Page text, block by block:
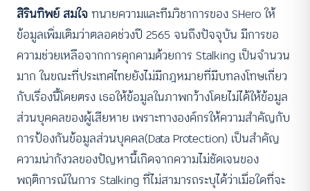
สิรินทิพย์ สมใจทนายความและทีมวิชาการของ SHero ให้
ข้อมูลเพิ่มเติมว่าตลอดช่วงปี 2565 จนถึงปัจจุบัน มีการขอ
ความช่วยเหลือจากการคุกคามด้วยการ Stalking เป็นจำนวน
มาก ในขณะที่ประเทศไทยยังไม่มีกฎหมายที่มีบทลงโทษเกี่ยว
กับเรื่องนี้โดยตรง เธอให้ข้อมูลในภาพกว้างโดยไม่ได้ให้ข้อมูล
ส่วนบุคคลของผู้เสียหาย เพราะทางองค์กรให้ความสำคัญกับ
การป้องกันข้อมูลส่วนบุคคล(Data Protection) เป็นสำคัญ
ความน่ากังวลของปัญหานี้เกิดจากความไม่ชัดเจนของ
พฤติการณ์ในการ Stalking ที่ไม่สามารถระบุได้ว่าเมื่อใดที่จะ